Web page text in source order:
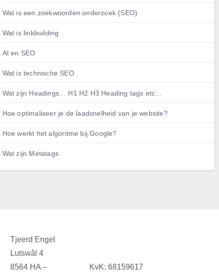
Wat is een zoekwoorden onderzoek (SEO)
Wat is linkbuilding
AI en SEO
Wat is technische SEO
Wat zijn Headings… H1 H2 H3 Heading tags etc…
Hoe optimaliseer je de laadsnelheid van je website?
Hoe werkt het algoritme bij Google?
Wat zijn Metatags
Tjeerd Engel
Lutswâl 4
8564 HA –
KvK: 68159617